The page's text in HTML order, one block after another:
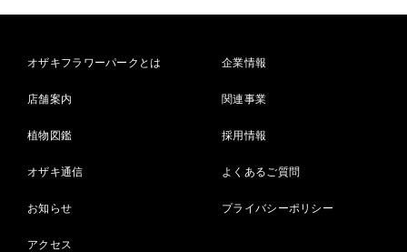
オザキフラワーパークとは
店舗案内
植物図鑑
オザキ通信
お知らせ
アクセス
企業情報
関連事業
採用情報
よくあるご質問
プライバシーポリシー